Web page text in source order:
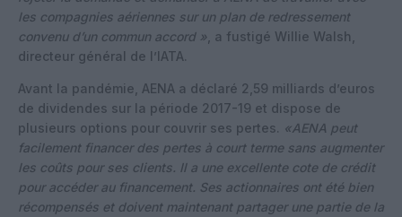
les compagnies aériennes sur un plan de redressement
convenu d’un commun accord » , a fustigé Willie Walsh,
directeur général de l’IATA.
Avant la pandémie, AENA a déclaré 2,59 milliards d’euros
de dividendes sur la période 2017-19 et dispose de
plusieurs options pour couvrir ses pertes. «AENA peut
facilement financer des pertes à court terme sans augmenter
les coûts pour ses clients. Il a une excellente cote de crédit
pour accéder au financement. Ses actionnaires ont été bien
récompensés et doivent maintenant partager une partie de la